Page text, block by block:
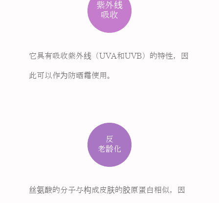
紫外线
吸收
它具有吸收紫外线（UVA和UVB）的特性，因
此可以作为防晒霜使用。
反
老龄化
丝氨酸的分子与构成皮肤的胶原蛋白相似，因